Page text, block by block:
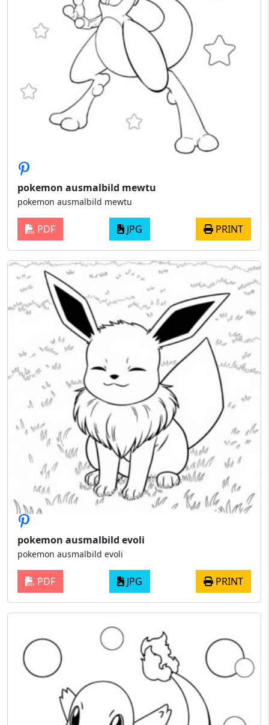
pokemon ausmalbild mewtu
pokemon ausmalbild mewtu
PDF JPG PRINT
pokemon ausmalbild evoli
pokemon ausmalbild evoli
PDF JPG PRINT